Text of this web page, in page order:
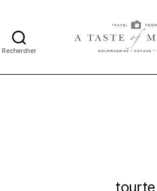
Rechercher
tourte